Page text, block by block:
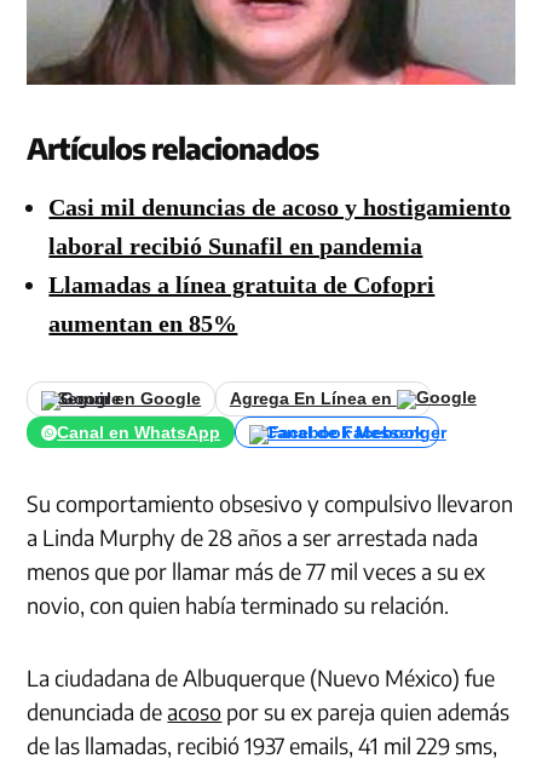
Artículos relacionados
Casi mil denuncias de acoso y hostigamiento
laboral recibió Sunafil en pandemia
Llamadas a línea gratuita de Cofopri
aumentan en 85%
Seguir en Google
Agrega En Línea en
Canal en WhatsApp
Canal de Facebook
Su comportamiento obsesivo y compulsivo llevaron
a Linda Murphy de 28 años a ser arrestada nada
menos que por llamar más de 77 mil veces a su ex
novio, con quien había terminado su relación.
La ciudadana deAlbuquerque (Nuevo México) fue
denunciada deacoso por su ex pareja quien además
de las llamadas, recibió 1937 emails, 41 mil 229 sms,